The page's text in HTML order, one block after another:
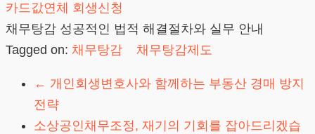
카드값연체
회생신청
채무탕감 성공적인 법적 해결절차와 실무 안내
Tagged on: 채무탕감 채무탕감제도
← 개인회생변호사와 함께하는 부동산 경매 방지
전략
소상공인채무조정, 재기의 기회를 잡아드리겠습